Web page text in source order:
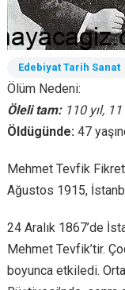
Edebiyat Tarih Sanat
Ölüm Nedeni:
Öleli tam: 110 yıl,
Öldügünde: 47
Mehmet Tevfik
Ağustos 1915,
24 Aralık 1867’de
Mehmet Tevfik’tir.
boyunca etkiledi.